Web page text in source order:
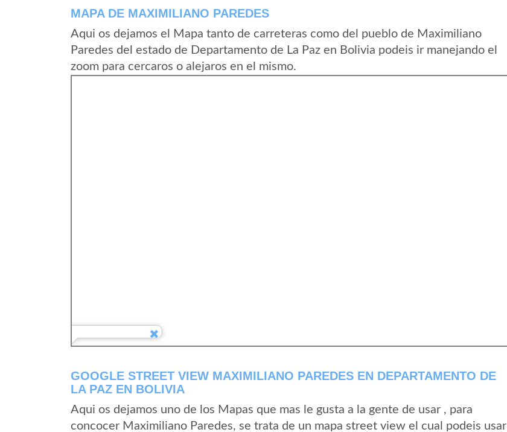
MAPA DE MAXIMILIANO PAREDES
Aqui os dejamos el Mapa tanto de carreteras como del pueblo de Maximiliano
Paredes del estado de Departamento de La Paz en Bolivia podeis ir manejando el
zoom para cercaros o alejaros en el mismo.
GOOGLE STREET VIEW MAXIMILIANO PAREDES EN DEPARTAMENTO DE
LA PAZ EN BOLIVIA
Aqui os dejamos uno de los Mapas que mas le gusta a la gente de usar , para
concocer Maximiliano Paredes, se trata de un mapa street view el cual podeis usar